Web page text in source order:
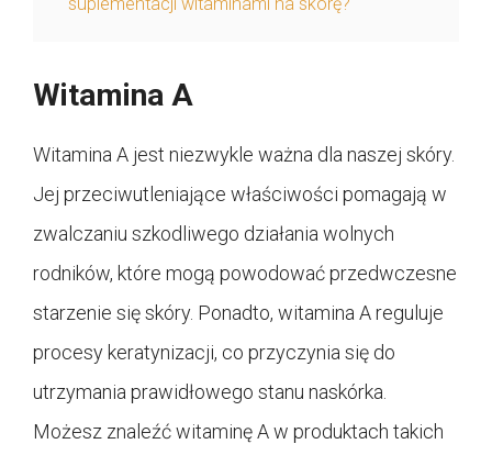
Witamina A
Witamina A jest niezwykle ważna dla naszej skóry.
Jej przeciwutleniające właściwości pomagają w
zwalczaniu szkodliwego działania wolnych
rodników, które mogą powodować przedwczesne
starzenie się skóry. Ponadto, witamina A reguluje
procesy keratynizacji, co przyczynia się do
utrzymania prawidłowego stanu naskórka.
Możesz znaleźć witaminę A w produktach takich